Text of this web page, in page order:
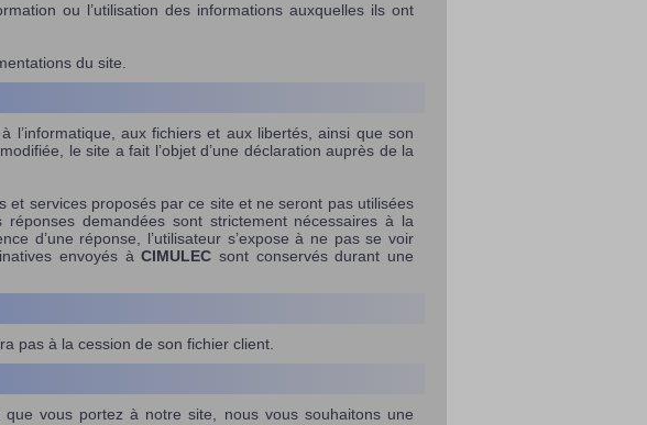
ou l’utilisation des informations auxquelles ils ont
du site.
aux fichiers et aux libertés, ainsi que son
le site a fait l’objet d’une déclaration auprès de la
et services proposés par ce site et ne seront pas utilisées
demandées sont strictement nécessaires à la
d’une réponse, l’utilisateur s’expose à ne pas se voir
envoyés àCIMULEC sont conservés durant une
pas à la cession de son fichier client.
vous portez à notre site, nous vous souhaitons une